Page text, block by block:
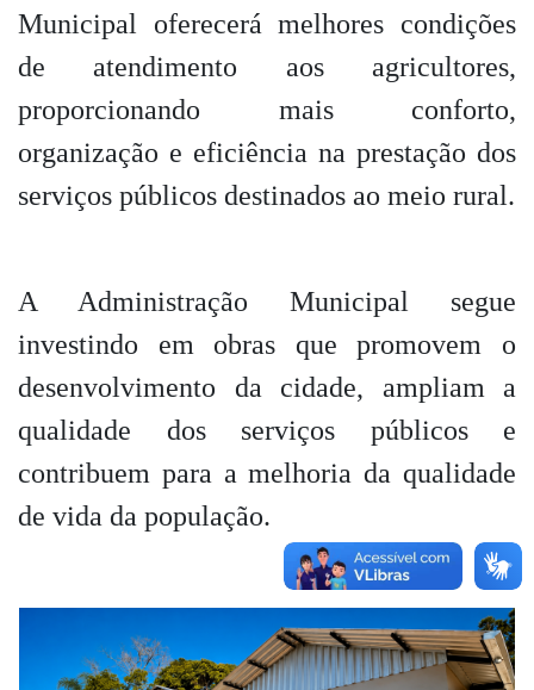
Municipal oferecerá melhores condições
de atendimento aos agricultores,
proporcionando mais conforto,
organização e eficiência na prestação dos
serviços públicos destinados ao meio rural.
A Administração Municipal segue
investindo em obras que promovem o
desenvolvimento da cidade, ampliam a
qualidade dos serviços públicos e
contribuem para a melhoria da qualidade
de vida da população.